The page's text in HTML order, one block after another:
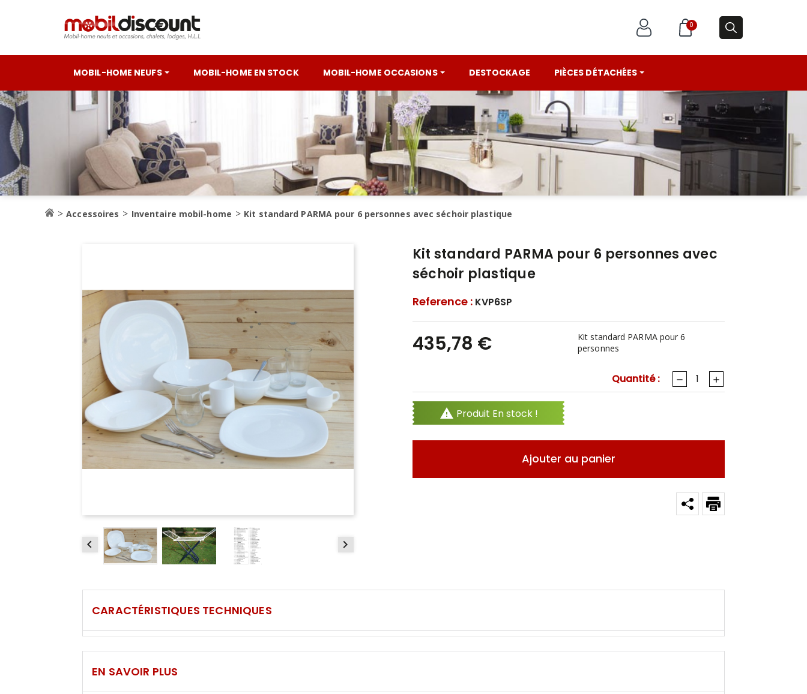
0
MOBIL-HOME NEUFS MOBIL-HOME EN STOCK MOBIL-HOME OCCASIONS DESTOCKAGE PIÈCES DÉTACHÉES
Accessoires Inventaire mobil-home Kit standard PARMA pour 6 personnes avec séchoir plastique
 
Kit standard PARMA pour 6 personnes avec
séchoir plastique
Reference : KVP6SP
435,78 €
Kit standard PARMA pour 6
personnes
Quantité :
 Produit En stock !
Ajouter au panier
CARACTÉRISTIQUES TECHNIQUES
EN SAVOIR PLUS